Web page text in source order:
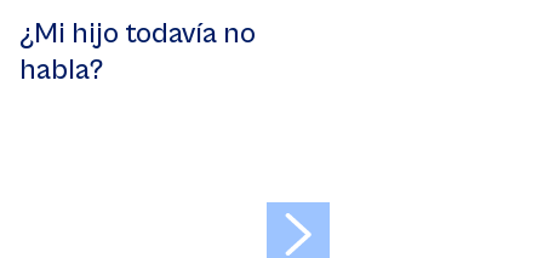
¿Mi hijo todavía no
habla?